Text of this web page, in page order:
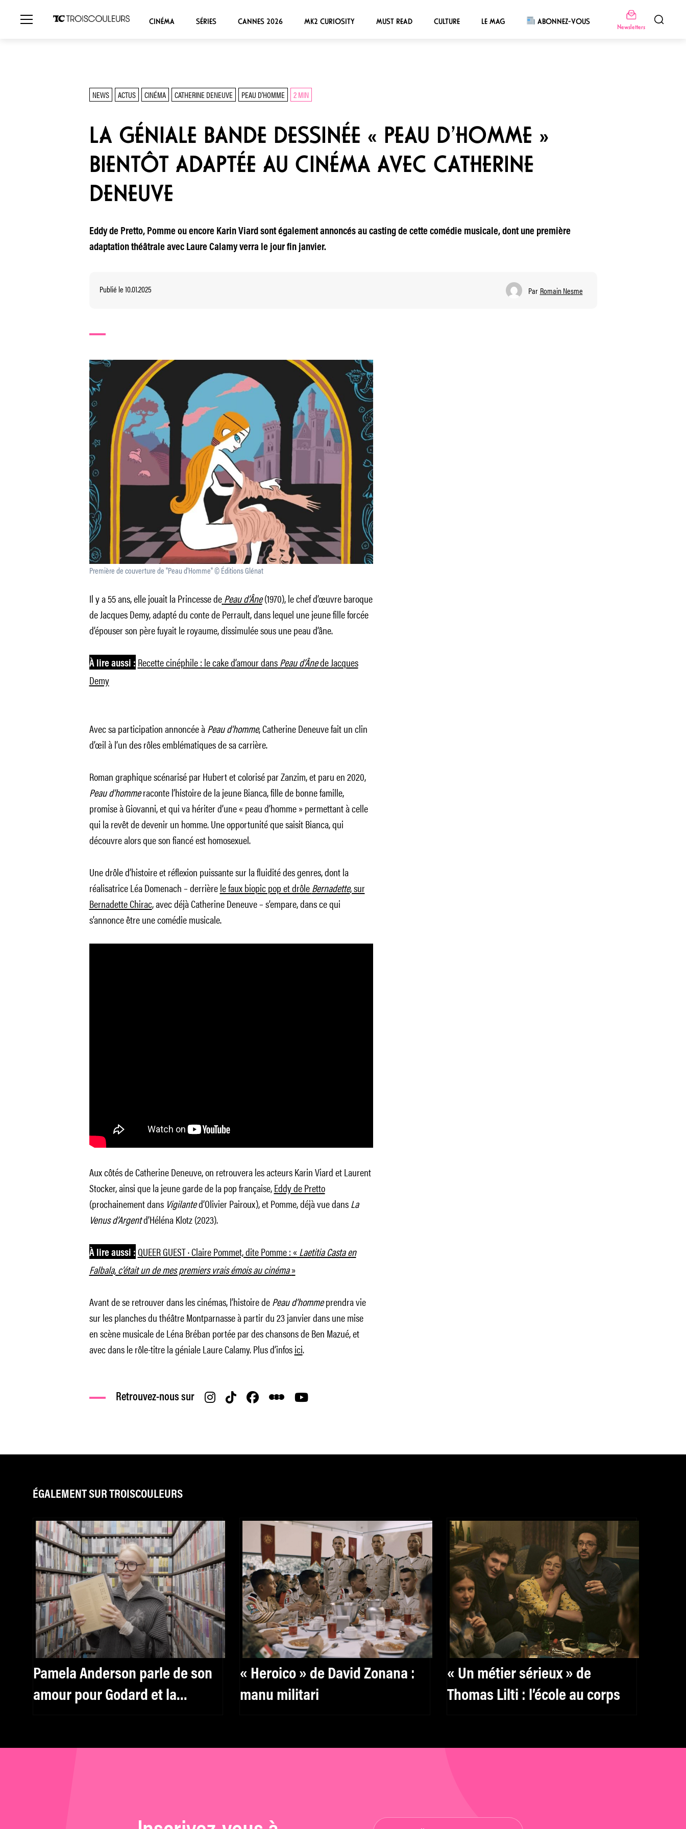
CINÉMA SÉRIES CANNES 2026 MK2 CURIOSITY MUST READ CULTURE LE MAG ABONNEZ-VOUS
Newsletters
NEWS ACTUS CINÉMA CATHERINE DENEUVE PEAU D'HOMME 2 MIN
LA GÉNIALE BANDE DESSINÉE « PEAU D’HOMME »
BIENTÔT ADAPTÉE AU CINÉMA AVEC CATHERINE
DENEUVE
Eddy de Pretto, Pomme ou encore Karin Viard sont également annoncés au casting de cette comédie musicale, dont une première
adaptation théâtrale avec Laure Calamy verra le jour fin janvier.
Publié le 10.01.2025 Par Romain Nesme
Première de couverture de "Peau d'Homme" © Éditions Glénat
Il y a 55 ans, elle jouait la Princesse dePeau d’Âne(1970), le chef d’œuvre baroque
de Jacques Demy, adapté du conte de Perrault, dans lequel une jeune fille forcée
d’épouser son père fuyait le royaume, dissimulée sous une peau d’âne.
À lire aussi : Recette cinéphile : le cake d’amour dansPeau d’Ânede Jacques
Demy
Avec sa participation annoncée àPeau d’homme, Catherine Deneuve fait un clin
d’œil à l’un des rôles emblématiques de sa carrière.
Roman graphique scénarisé par Hubert et colorisé par Zanzim, et paru en 2020,
Peau d’hommeraconte l’histoire de la jeune Bianca, fille de bonne famille,
promise à Giovanni, et qui va hériter d’une « peau d’homme » permettant à celle
qui la revêt de devenir un homme. Une opportunité que saisit Bianca, qui
découvre alors que son fiancé est homosexuel.
Une drôle d’histoire et réflexion puissante sur la fluidité des genres, dont la
réalisatrice Léa Domenach – derrièrele faux biopic pop et drôleBernadette, sur
Bernadette Chirac, avec déjà Catherine Deneuve – s’empare, dans ce qui
s’annonce être une comédie musicale.
Aux côtés de Catherine Deneuve, on retrouvera les acteurs Karin Viard et Laurent
Stocker, ainsi que la jeune garde de la pop française,Eddy de Pretto
(prochainement dans Vigilanted’Olivier Pairoux), et Pomme, déjà vue dansLa
Venus d’Argentd’Héléna Klotz (2023).
À lire aussi : QUEER GUEST · Claire Pommet, dite Pomme : «Laetitia Casta en
Falbala, c’était un de mes premiers vrais émois au cinéma»
Avant de se retrouver dans les cinémas, l’histoire dePeau d’hommeprendra vie
sur les planches du théâtre Montparnasse à partir du 23 janvier dans une mise
en scène musicale de Léna Bréban portée par des chansons de Ben Mazué, et
avec dans le rôle-titre la géniale Laure Calamy. Plus d’infosici.
Retrouvez-nous sur
ÉGALEMENT SUR TROISCOULEURS
Pamela Anderson parle de son
amour pour Godard et la
« Heroico » de David Zonana :
manu militari
« Un métier sérieux » de
Thomas Lilti : l’école au corps